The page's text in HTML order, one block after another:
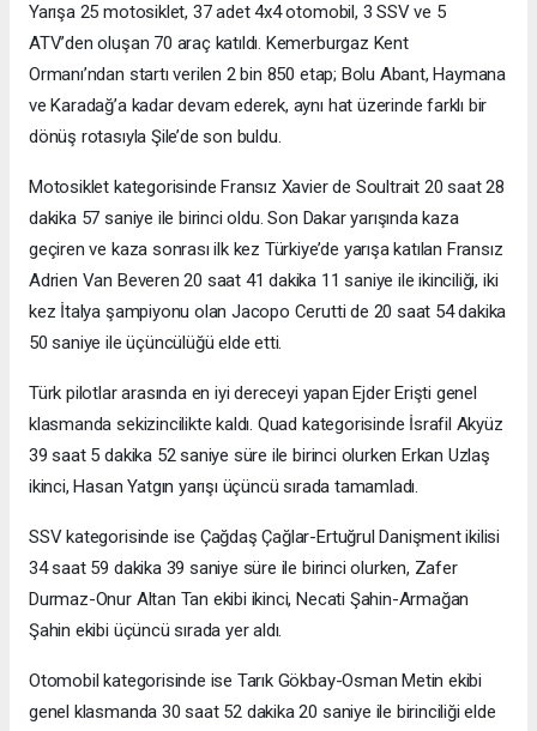
Yarışa 25 motosiklet, 37 adet 4x4 otomobil, 3 SSV ve 5
ATV’den oluşan 70 araç katıldı. Kemerburgaz Kent
Ormanı’ndan startı verilen 2 bin 850 etap; Bolu Abant, Haymana
ve Karadağ’a kadar devam ederek, aynı hat üzerinde farklı bir
dönüş rotasıyla Şile’de son buldu.
Motosiklet kategorisinde Fransız Xavier de Soultrait 20 saat 28
dakika 57 saniye ile birinci oldu. Son Dakar yarışında kaza
geçiren ve kaza sonrası ilk kez Türkiye’de yarışa katılan Fransız
Adrien Van Beveren 20 saat 41 dakika 11 saniye ile ikinciliği, iki
kez İtalya şampiyonu olan Jacopo Cerutti de 20 saat 54 dakika
50 saniye ile üçüncülüğü elde etti.
Türk pilotlar arasında en iyi dereceyi yapan Ejder Erişti genel
klasmanda sekizincilikte kaldı. Quad kategorisinde İsrafil Akyüz
39 saat 5 dakika 52 saniye süre ile birinci olurken Erkan Uzlaş
ikinci, Hasan Yatgın yarışı üçüncü sırada tamamladı.
SSV kategorisinde ise Çağdaş Çağlar-Ertuğrul Danişment ikilisi
34 saat 59 dakika 39 saniye süre ile birinci olurken, Zafer
Durmaz-Onur Altan Tan ekibi ikinci, Necati Şahin-Armağan
Şahin ekibi üçüncü sırada yer aldı.
Otomobil kategorisinde ise Tarık Gökbay-Osman Metin ekibi
genel klasmanda 30 saat 52 dakika 20 saniye ile birinciliği elde